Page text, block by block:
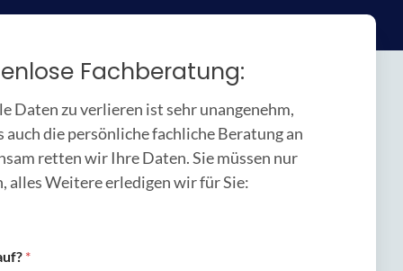
Fachberatung:
Daten zu verlieren ist sehr unangenehm,
auch die persönliche fachliche Beratung an
retten wir Ihre Daten. Sie müssen nur
alles Weitere erledigen wir für Sie:
*